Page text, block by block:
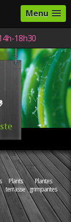
Menu
18h30
Plants
terrasse
Plantes
grimpantes